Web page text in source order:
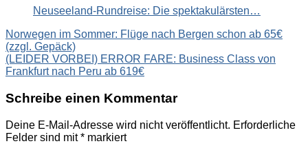
Neuseeland-Rundreise: Die spektakulärsten…
Beitragsnavigation
Norwegen im Sommer: Flüge nach Bergen schon ab 65€
(zzgl. Gepäck)
(LEIDER VORBEI) ERROR FARE: Business Class von
Frankfurt nach Peru ab 619€
Schreibe einen Kommentar
Deine E-Mail-Adresse wird nicht veröffentlicht. Erforderliche
Felder sind mit* markiert